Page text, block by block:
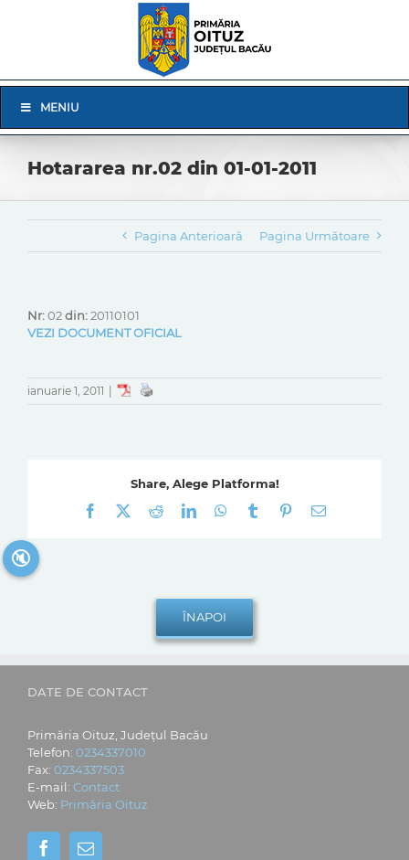
Navigation
MENIU
Hotararea nr.02 din 01-01-2011
Pagina Anterioară Pagina Următoare
Nr:02din:20110101
VEZI DOCUMENT OFICIAL
ianuarie 1, 2011
Share, Alege Platforma!
Facebook
RedditLinkedInWhatsApp
Tumblr Pinterest
E-
DATE DE CONTACT
Primăria Oituz, Județul Bacău
Telefon: 0234337010
Fax: 0234337503
E-mail: Contact
Web: Primăria Oituz
🔇